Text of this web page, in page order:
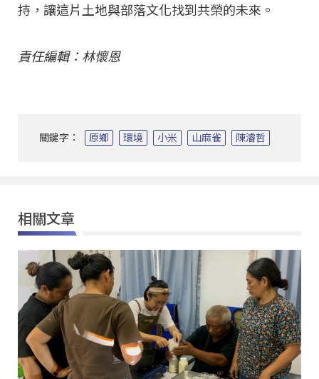
持，讓這片土地與部落文化找到共榮的未來。
責任編輯：林懷恩
關鍵字： 原鄉 環境 小米 山麻雀 陳濬哲
相關文章